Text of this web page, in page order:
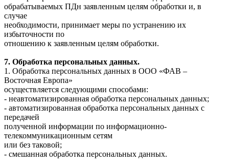
обрабатываемых ПДн заявленным целям обработки и, в
случае
необходимости, принимает меры по устранению их
избыточности по
отношению к заявленным целям обработки.
7. Обработка персональных данных.
1. Обработка персональных данных в ООО «ФАВ –
Восточная Европа»
осуществляется следующими способами:
- неавтоматизированная обработка персональных данных;
- автоматизированная обработка персональных данных с
передачей
полученной информации по информационно-
телекоммуникационным сетям
или без таковой;
- смешанная обработка персональных данных.